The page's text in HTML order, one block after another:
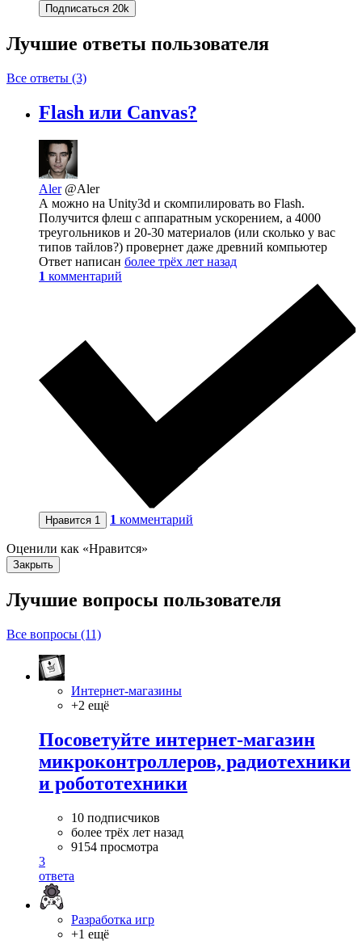
Подписаться 20k
Лучшие ответы пользователя
Все ответы (3)
Flash или Canvas?
Aler @Aler
А можно на Unity3d и скомпилировать во Flash.
Получится флеш с аппаратным ускорением, а 4000
треугольников и 20-30 материалов (или сколько у вас
типов тайлов?) провернет даже древний компьютер
Ответ написан более трёх лет назад
1 комментарий
Нравится 1 1 комментарий
Оценили как «Нравится»
Закрыть
Лучшие вопросы пользователя
Все вопросы (11)
Интернет-магазины
+2 ещё
Посоветуйте интернет-магазин
микроконтроллеров, радиотехники
и робототехники
10 подписчиков
более трёх лет назад
9154 просмотра
3
ответа
Разработка игр
+1 ещё